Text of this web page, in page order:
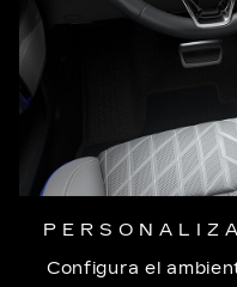
Configura el